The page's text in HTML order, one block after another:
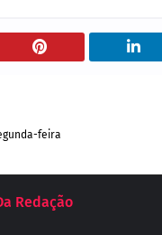
feira
Redação